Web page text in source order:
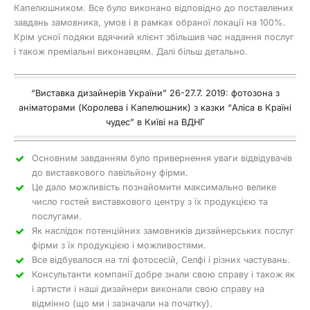
Капелюшником. Все було виконано відповідно до поставлених
завдань замовника, умов і в рамках обраної локації на 100%.
Крім усної подяки вдячний клієнт збільшив час надання послуг
і також преміальні виконавцям. Далі більш детально.
“Виставка дизайнерів України” 26-27.7. 2019: фотозона з
аніматорами (Королева і Капелюшник) з казки “Аліса в Країні
чудес” в Київі на ВДНГ
Основним завданням було привернення уваги відвідувачів
до виставкового павільйону фірми.
Це дало можливість познайомити максимально велике
число гостей виставкового центру з їх продукцією та
послугами.
Як наслідок потенційних замовників дизайнерських послуг
фірми з їх продукцією і можливостями.
Все відбувалося на тлі фотосесій, Селфі і різних частувань.
Консультанти компанії добре знали свою справу і також як
і артисти і наші дизайнери виконали свою справу на
відмінно (що ми і зазначали на початку).